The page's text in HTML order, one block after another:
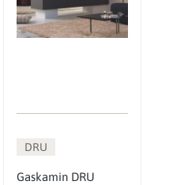
DRU
Gaskamin DRU